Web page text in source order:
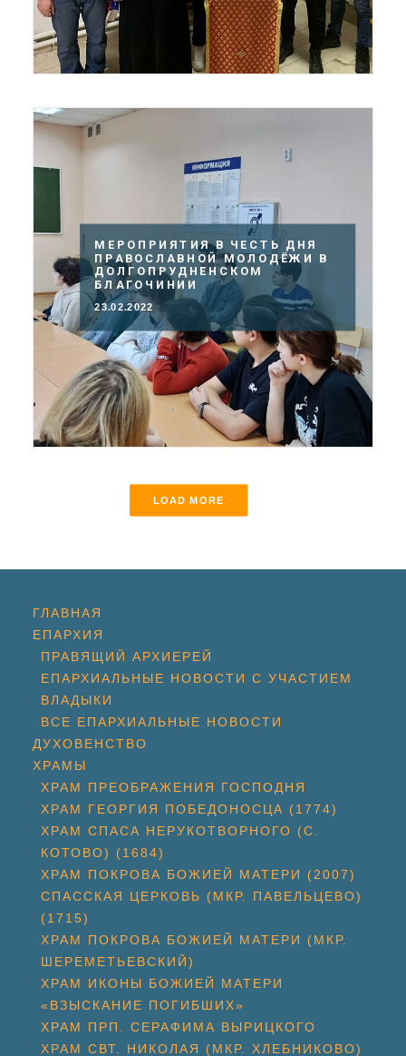
МЕРОПРИЯТИЯ В ЧЕСТЬ ДНЯ
ПРАВОСЛАВНОЙ МОЛОДЁЖИ В
ДОЛГОПРУДНЕНСКОМ
БЛАГОЧИНИИ
23.02.2022
LOAD MORE
ГЛАВНАЯ
ЕПАРХИЯ
ПРАВЯЩИЙ АРХИЕРЕЙ
ЕПАРХИАЛЬНЫЕ НОВОСТИ С УЧАСТИЕМ
ВЛАДЫКИ
ВСЕ ЕПАРХИАЛЬНЫЕ НОВОСТИ
ДУХОВЕНСТВО
ХРАМЫ
ХРАМ ПРЕОБРАЖЕНИЯ ГОСПОДНЯ
ХРАМ ГЕОРГИЯ ПОБЕДОНОСЦА (1774)
ХРАМ СПАСА НЕРУКОТВОРНОГО (С.
КОТОВО) (1684)
ХРАМ ПОКРОВА БОЖИЕЙ МАТЕРИ (2007)
СПАССКАЯ ЦЕРКОВЬ (МКР. ПАВЕЛЬЦЕВО)
(1715)
ХРАМ ПОКРОВА БОЖИЕЙ МАТЕРИ (МКР.
ШЕРЕМЕТЬЕВСКИЙ)
ХРАМ ИКОНЫ БОЖИЕЙ МАТЕРИ
«ВЗЫСКАНИЕ ПОГИБШИХ»
ХРАМ ПРП. СЕРАФИМА ВЫРИЦКОГО
ХРАМ СВТ. НИКОЛАЯ (МКР. ХЛЕБНИКОВО)